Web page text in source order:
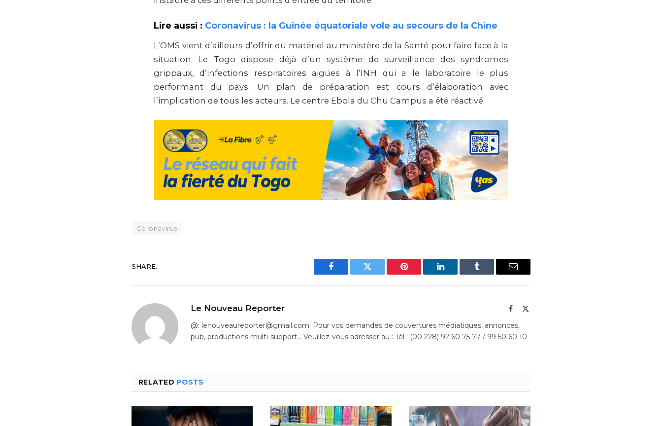
Lire aussi : Coronavirus : la Guinée équatoriale vole au secours de la Chine
L’OMS vient d’ailleurs d’offrir du matériel au ministère de la Santé pour faire face à la
situation. Le Togo dispose déjà d’un système de surveillance des syndromes
grippaux, d’infections respiratoires aigües à l’INH qui a le laboratoire le plus
performant du pays. Un plan de préparation est cours d’élaboration avec
l’implication de tous les acteurs. Le centre Ebola du Chu Campus a été réactivé.
Coronavirus
SHARE.
Facebook Twitter Pinterest LinkedIn Tumblr Email
Le Nouveau Reporter Facebook
@: lenouveaureporter@gmail.com. Pour vos demandes de couvertures médiatiques, annonces,
pub, productions multi-support… Veuillez-vous adresser au : Tél : (00 228) 92 60 75 77 / 99 50 60 10
RELATED POSTS